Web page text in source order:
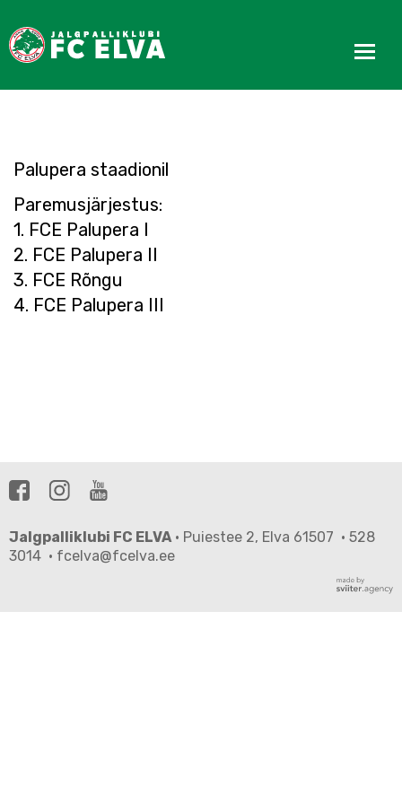
Treening Cup 2004
Palupera staadionil
Paremusjärjestus:
1. FCE Palupera I
2. FCE Palupera II
3. FCE Rõngu
4. FCE Palupera III
Jalgpalliklubi FC ELVA· Puiestee 2, Elva 61507 · 528
3014 · fcelva@fcelva.ee